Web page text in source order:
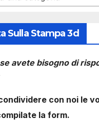
Sulla Stampa 3d
avete bisogno di
con noi le
la form.